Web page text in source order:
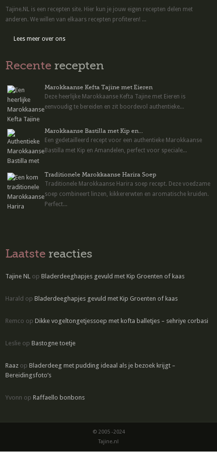
Tajine.NL is een recepten site. Hier kun je jouw eigen recepten delen met
anderen. We willen van elkaars recepten profiteren! ...
Lees meer over ons
Recente recepten
Marokkaanse Kefta Tajine met Eieren
Deze heerlijke Marokkaanse Kefta Tajine met Eieren is
eenvoudig te bereiden en zit boordevol authentieke...
Marokkaanse Bastilla met Kip en...
Een gedetailleerd recept voor een authentieke Marokkaanse
Bastilla met Kip en Amandelen, perfect voor speciale...
Traditionele Marokkaanse Harira Soep
Traditionele Marokkaanse Harira soep recept. Deze voedzame
soep combineert linzen, kikkererwten en aromatische kruiden.
Perfect...
Laatste reacties
Tajine NL opBladerdeeghapjes gevuld met Kip Groenten of kaas
Harald opBladerdeeghapjes gevuld met Kip Groenten of kaas
Remco opDikke vogeltongetjessoep met kofta balletjes – sehriye corbasi
Leslie opBastogne toetje
Raaz opBladerdeeg met pudding ideaal als je bezoek krijgt –
Bereidingsfoto’s
Yvonn opRaffaello bonbons
© 2005 -2024
Tajine.nl